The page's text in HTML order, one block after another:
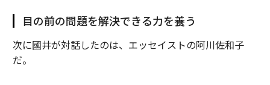
目の前の問題を解決できる力を養う
次に國井が対話したのは、エッセイストの阿川佐和子
だ。